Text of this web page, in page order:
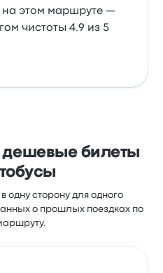
на этом маршруте —
чистоты 4.9 из 5
билеты
одну сторону для одного
о прошлых поездках по